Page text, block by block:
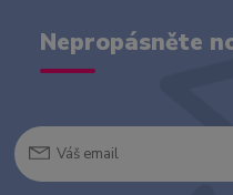
Nepropásněte